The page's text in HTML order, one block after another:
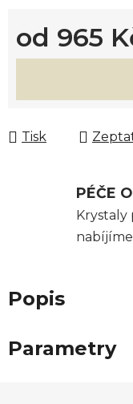
od 965
Měrná cena:
Tisk
PÉČE
Krystaly
Popis
Parametry